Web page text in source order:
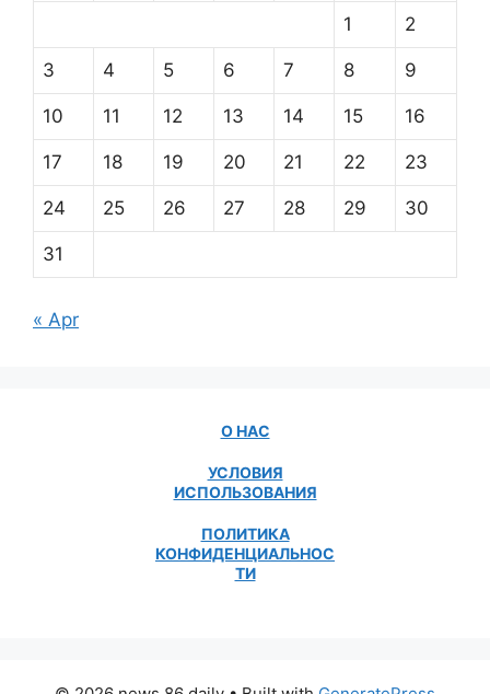
1 2
3 4 5 6 7 8 9
10 11 12 13 14 15 16
17 18 19 20 21 22 23
24 25 26 27 28 29 30
31
« Apr
О НАС
УСЛОВИЯ
ИСПОЛЬЗОВАНИЯ
ПОЛИТИКА
КОНФИДЕНЦИАЛЬНОС
ТИ